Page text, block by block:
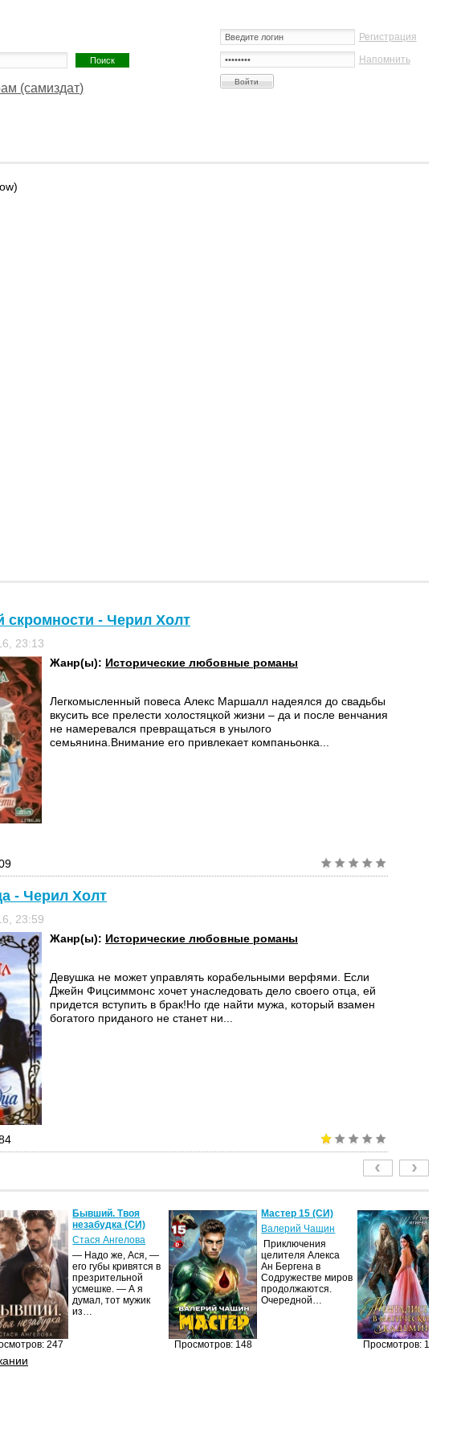
Регистрация
Напомнить
(самиздат)
скромности - Черил Холт
23:13
Жанр(ы): Исторические любовные романы
Легкомысленный повеса Алекс Маршалл надеялся до свадьбы
вкусить все прелести холостяцкой жизни – да и после венчания
не намеревался превращаться в унылого
семьянина.Внимание его привлекает компаньонка...
- Черил Холт
23:59
Жанр(ы): Исторические любовные романы
Девушка не может управлять корабельными верфями. Если
Джейн Фицсиммонс хочет унаследовать дело своего отца, ей
придется вступить в брак!Но где найти мужа, который взамен
богатого приданого не станет ни...
247
Бывший. Твоя
незабудка (СИ)
Стася Ангелова
— Надо же, Ася, —
его губы кривятся в
презрительной
усмешке. — А я
думал, тот мужик
из…
Просмотров: 148
Мастер 15 (СИ)
Валерий Чащин
Приключения
целителя Алекса
Ан Бергена в
Содружестве миров
продолжаются.
Очередной…
Просмотров: 128